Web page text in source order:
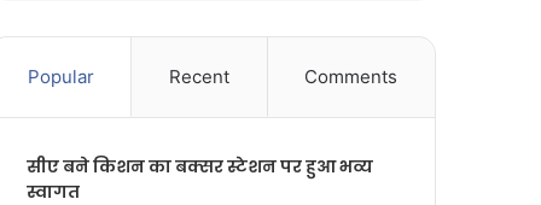
Popular Recent Comments
सीए बने किशन का बक्सर स्टेशन पर हुआ भव्य
स्वागत